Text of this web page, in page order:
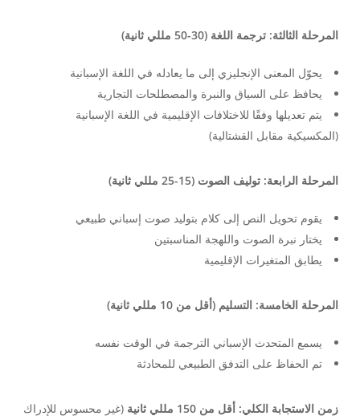
المرحلة الثالثة: ترجمة اللغة (30-50 مللي ثانية)
يحوّل المعنى الإنجليزي إلى ما يعادله في اللغة الإسبانية
يحافظ على السياق والنبرة والمصطلحات التجارية
يتم تعديلها وفقًا للاختلافات الإقليمية في اللغة الإسبانية
(المكسيكية مقابل القشتالية)
المرحلة الرابعة: توليف الصوت (15-25 مللي ثانية)
يقوم تحويل النص إلى كلام بتوليد صوت إسباني طبيعي
يختار نبرة الصوت واللهجة المناسبتين
يطابق المتغيرات الإقليمية
المرحلة الخامسة: التسليم (أقل من 10 مللي ثانية)
يسمع المتحدث الإسباني الترجمة في الوقت نفسه
تم الحفاظ على التدفق الطبيعي للمحادثة
زمن الاستجابة الكلي: أقل من 150 مللي ثانية
(غير محسوس للإدراك